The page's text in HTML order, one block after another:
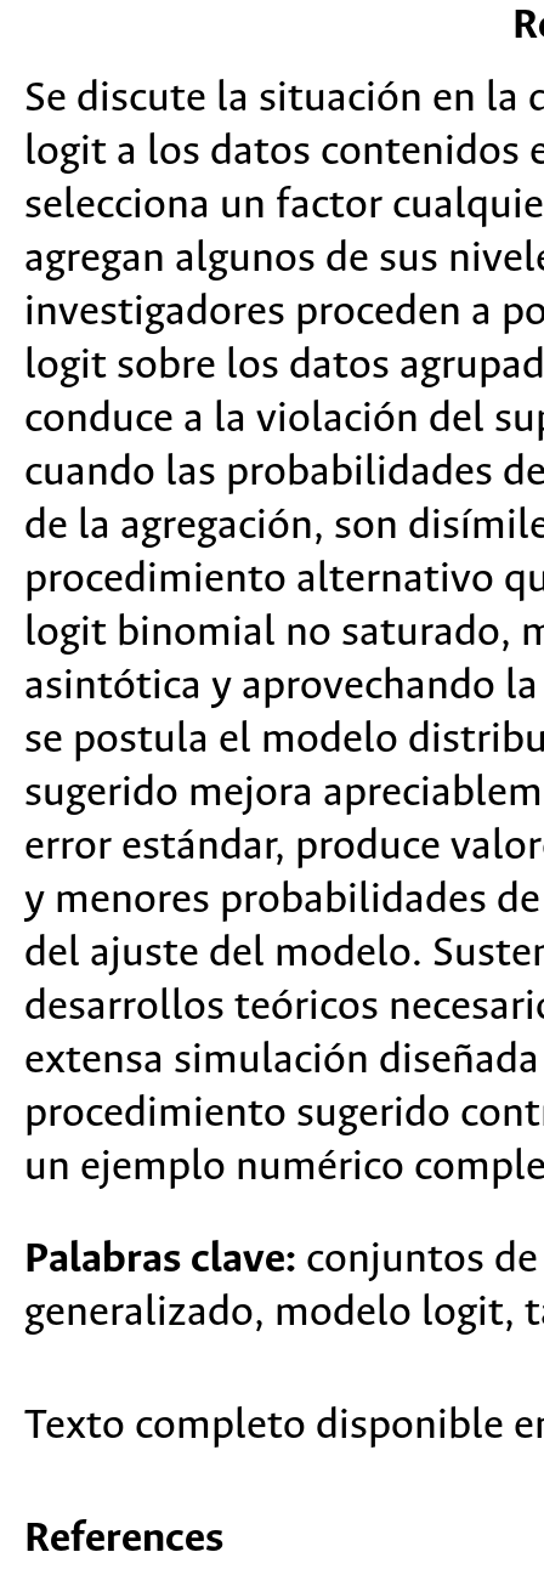
Se discute la situación en la
logit a los datos contenidos
selecciona un factor
agregan algunos de sus
investigadores proceden a
logit sobre los datos
conduce a la violación del
cuando las probabilidades
de la agregación, son
procedimiento alternativo
logit binomial no saturado,
asintótica y aprovechando
se postula el modelo
sugerido mejora
error estándar, produce
y menores probabilidades
del ajuste del modelo.
desarrollos teóricos
extensa simulación
procedimiento sugerido
un ejemplo numérico
Palabras clave: conjuntos
generalizado, modelo logit,
Texto completo disponible
References